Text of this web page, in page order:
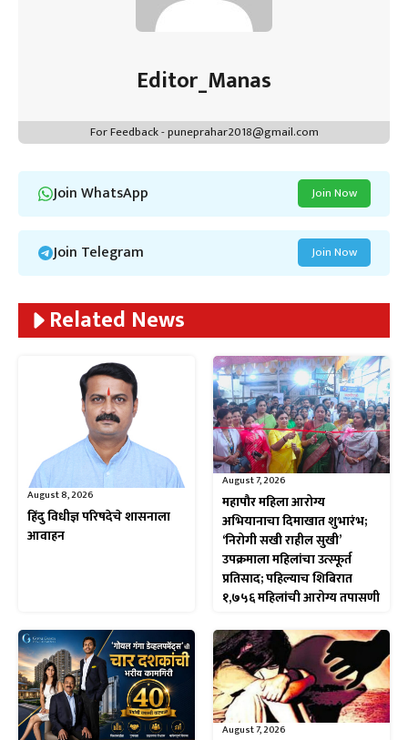
Editor_Manas
For Feedback - puneprahar2018@gmail.com
Join WhatsApp Join Now
Join Telegram Join Now
Related News
August 8, 2026
हिंदु विधीज्ञ परिषदेचे शासनाला
आवाहन
August 7, 2026
महापौर महिला आरोग्य
अभियानाचा दिमाखात शुभारंभ;
‘निरोगी सखी राहील सुखी’
उपक्रमाला महिलांचा उत्स्फूर्त
प्रतिसाद; पहिल्याच शिबिरात
१,७५६ महिलांची आरोग्य तपासणी
August 7, 2026